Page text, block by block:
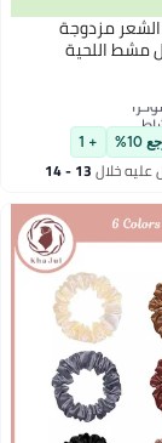
مزدوجة
مشط اللحية
الشعر صالون
+ 1
عليه خلال 13 - 14